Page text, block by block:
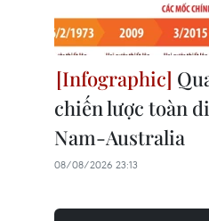
chiến lược toàn
Nam-Australia
08/08/2026 23:13